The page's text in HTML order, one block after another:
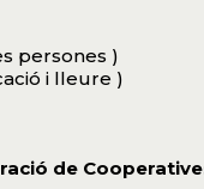
persones )
i lleure )
de